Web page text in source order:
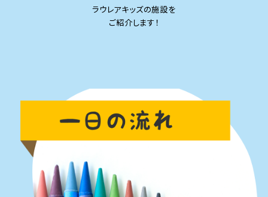
ラウレアキッズの施設を
ご紹介します！